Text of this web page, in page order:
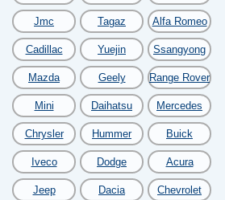
Jmc Tagaz Alfa Romeo
Cadillac Yuejin Ssangyong
Mazda Geely Range Rover
Mini Daihatsu Mercedes
Chrysler Hummer Buick
Iveco Dodge Acura
Jeep Dacia Chevrolet